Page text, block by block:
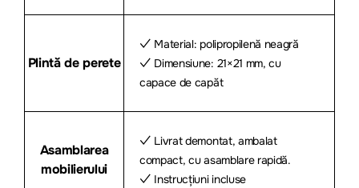
Plintă de perete
✓ Material: polipropilenă neagră
✓ Dimensiune: 21×21 mm, cu
capace de capăt
Asamblarea
mobilierului
✓ Livrat demontat, ambalat
compact, cu asamblare rapidă.
✓ Instrucțiuni incluse